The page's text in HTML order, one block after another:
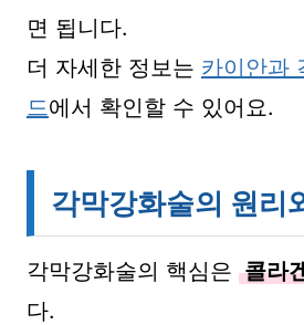
면 됩니다.
더 자세한 정보는 카이안과
드에서 확인할 수 있어요.
각막강화술의 원리
각막강화술의 핵심은 콜라
다.